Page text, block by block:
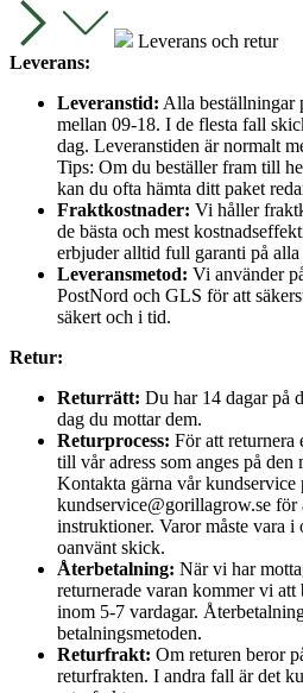
Leverans och retur
Leverans:
Leveranstid: Alla beställningar
mellan 09-18. I de flesta fall
dag. Leveranstiden är normalt
Tips: Om du beställer fram till
kan du ofta hämta ditt paket
Fraktkostnader: Vi håller
de bästa och mest
erbjuder alltid full garanti på alla
Leveransmetod: Vi använder
PostNord och GLS för att
säkert och i tid.
Retur:
Returrätt: Du har 14 dagar på
dag du mottar dem.
Returprocess: För att returnera
till vår adress som anges på den
Kontakta gärna vår kundservice
kundservice@gorillagrow.se för
instruktioner. Varor måste vara
oanvänt skick.
Återbetalning: När vi har
returnerade varan kommer vi
inom 5-7 vardagar.
betalningsmetoden.
Returfrakt: Om returen beror
returfrakten. I andra fall är det